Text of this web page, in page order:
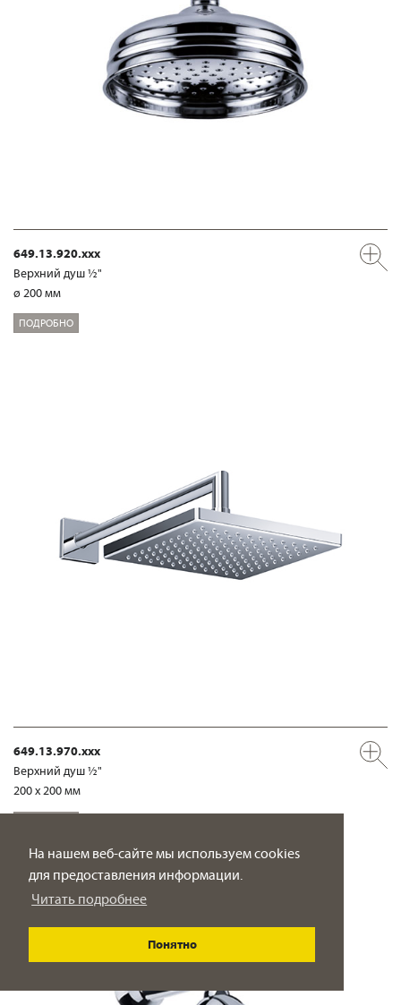
На нашем веб-сайте мы используем cookies
для предоставления информации.
Читать подробнее
Понятно
649.13.920.xxx
Верхний душ ½"
ø 200 мм
ПОДРОБНО
649.13.970.xxx
Верхний душ ½"
200 x 200 мм